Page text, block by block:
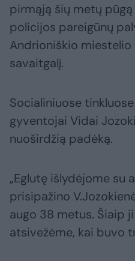
pirmąją šių metų pūgą
policijos pareigūnų
Andrioniškio miestelio
savaitgalį.
Socialiniuose
gyventojai Vidai
nuoširdžią padėką.
„Eglutę išlydėjome su
prisipažino
augo 38 metus. Šiaip
atsivežėme, kai buvo